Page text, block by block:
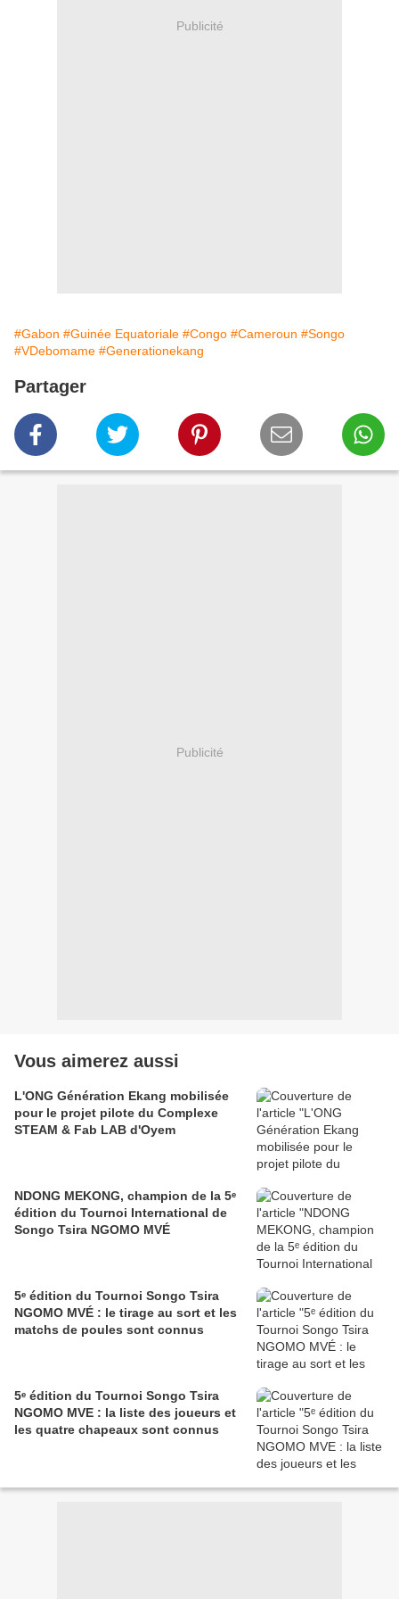
Publicité
#Gabon #Guinée Equatoriale #Congo #Cameroun #Songo
#VDebomame #Generationekang
Partager
Publicité
Vous aimerez aussi
L'ONG Génération Ekang mobilisée
pour le projet pilote du Complexe
STEAM & Fab LAB d'Oyem
NDONG MEKONG, champion de la 5ᵉ
édition du Tournoi International de
Songo Tsira NGOMO MVÉ
5ᵉ édition du Tournoi Songo Tsira
NGOMO MVÉ : le tirage au sort et les
matchs de poules sont connus
5ᵉ édition du Tournoi Songo Tsira
NGOMO MVE : la liste des joueurs et
les quatre chapeaux sont connus